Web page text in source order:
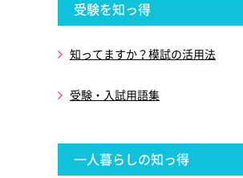
受験を知っ得
知ってますか？模試の活用法
受験・入試用語集
一人暮らしの知っ得